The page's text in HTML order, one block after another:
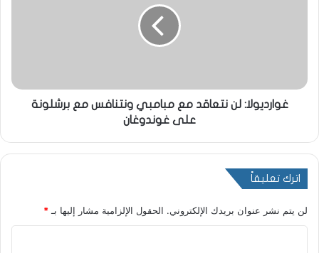
غوارديولا: لن نتعاقد مع مبامبي ونتنافس مع برشلونة
على غوندوغان
اترك تعليقاً
لن يتم نشر عنوان بريدك الإلكتروني. الحقول الإلزامية مشار إليها بـ*